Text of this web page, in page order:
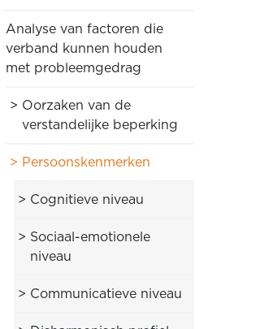
Analyse van factoren die
verband kunnen houden
met probleemgedrag
Oorzaken van de
verstandelijke beperking
Persoonskenmerken
Cognitieve niveau
Sociaal-emotionele
niveau
Communicatieve niveau